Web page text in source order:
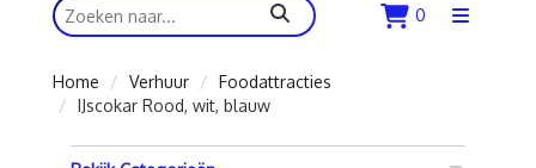
zoeken 0
Menu
Home
Verhuur
Foodattracties
IJscokar Rood, wit, blauw